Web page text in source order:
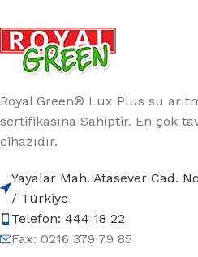
Royal Green® Lux Plus su
sertifikasına Sahiptir. En çok
cihazıdır.
Yayalar Mah. Atasever Cad.
/ Türkiye
Telefon: 444 18 22
Fax: 0216 379 79 85